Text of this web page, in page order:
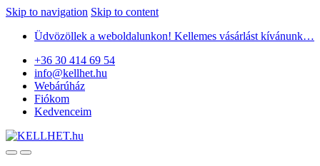
Skip to navigation Skip to content
Üdvözöllek a weboldalunkon! Kellemes vásárlást kívánunk…
+36 30 414 69 54
info@kellhet.hu
Webárúház
Fiókom
Kedvenceim